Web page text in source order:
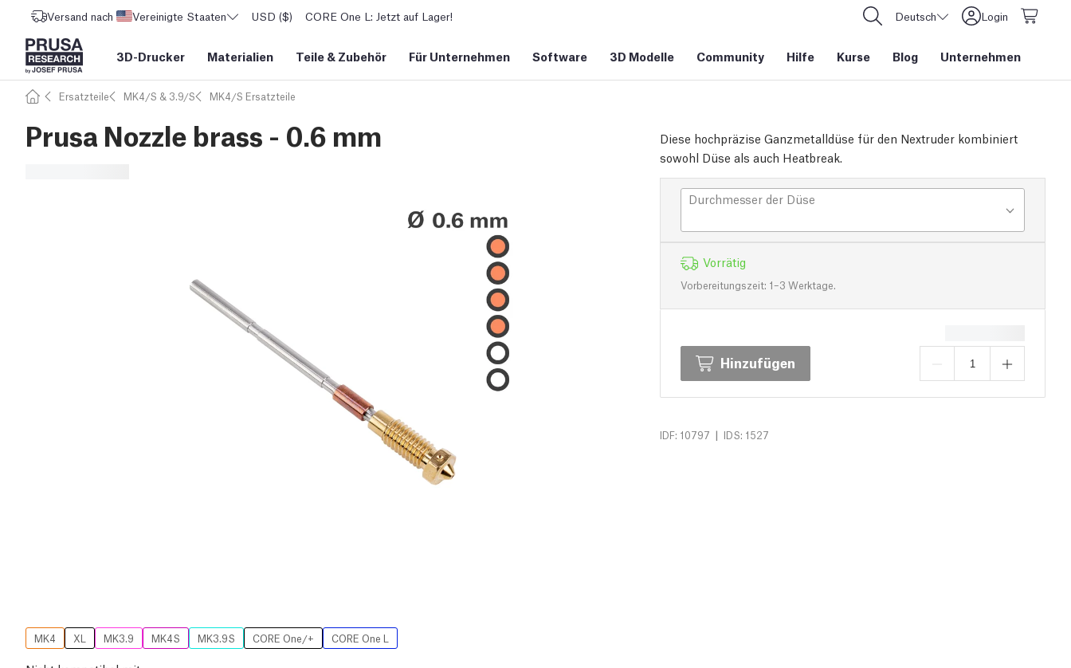
Versand nach Vereinigte Staaten USD ($) CORE One L: Jetzt auf Lager! Deutsch Login
3D-Drucker Materialien Teile & Zubehör Für Unternehmen Software 3D Modelle Community Hilfe Kurse Blog Unternehmen
Ersatzteile MK4/S & 3.9/S MK4/S Ersatzteile
Prusa Nozzle brass - 0.6 mm
Diese hochpräzise Ganzmetalldüse für den Nextruder kombiniert
sowohl Düse als auch Heatbreak.
Durchmesser der Düse
Vorrätig
Vorbereitungszeit: 1–3 Werktage.
Hinzufügen
IDF: 10797 | IDS: 1527
MK4 XL MK3.9 MK4S MK3.9S CORE One/+ CORE One L